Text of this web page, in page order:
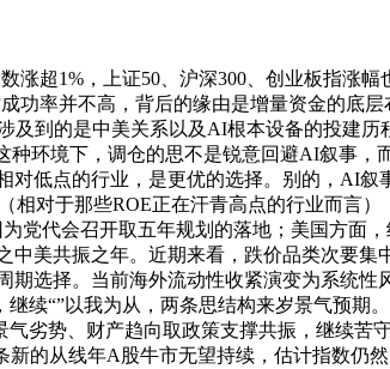
超1%，上证50、沪深300、创业板指涨幅
功率并不高，背后的缘由是增量资金的底
到的是中美关系以及AI根本设备的投建历
环境下，调仓的思不是锐意回避AI叙事，
对低点的行业，是更优的选择。别的，AI叙
对于那些ROE正在汗青高点的行业而言）
党代会召开取五年规划的落地；美国方面
美共振之年。近期来看，跌价品类次要集
选择。当前海外流动性收紧演变为系统性
续“”以我为从，两条思结构来岁景气预期
劣势、财产趋向取政策支撑共振，继续苦
的从线年A股牛市无望持续，估计指数仍然